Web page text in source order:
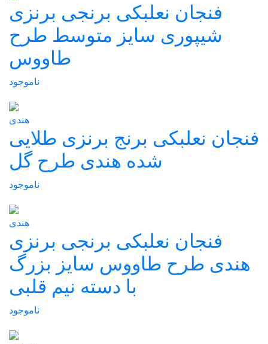
فنجان نعلبکی برنجی برنزی
شیپوری سایز متوسط طرح
طاووس
ناموجود
هندی
فنجان نعلبکی برنج برنزی طلایی
شده هندی طرح گل
ناموجود
هندی
فنجان نعلبکی برنجی برنزی
هندی طرح طاووس سایز بزرگ
با دسته نیم قلبی
ناموجود